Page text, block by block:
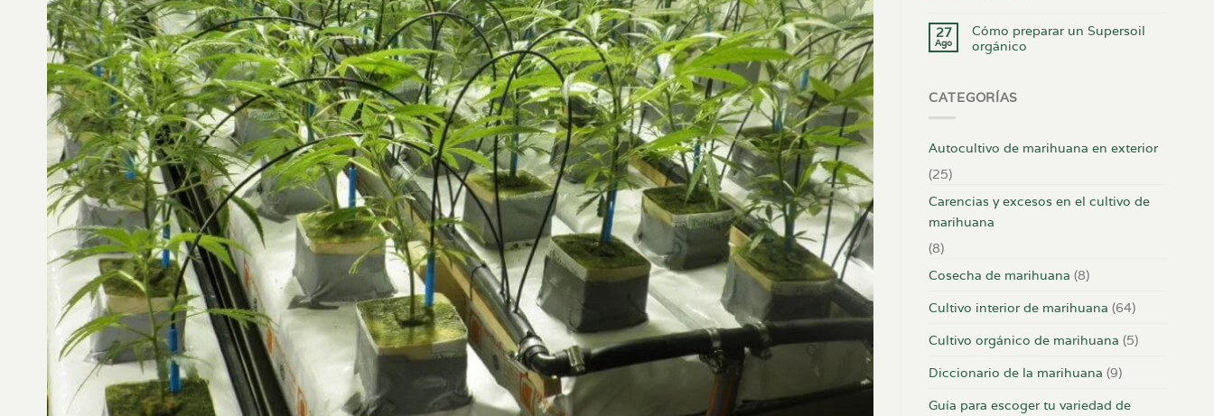
27
Ago
Cómo preparar un Supersoil
orgánico
CATEGORÍAS
Autocultivo de marihuana en exterior
(25)
Carencias y excesos en el cultivo de
marihuana
(8)
Cosecha de marihuana (8)
Cultivo interior de marihuana (64)
Cultivo orgánico de marihuana (5)
Diccionario de la marihuana (9)
Guía para escoger tu variedad de